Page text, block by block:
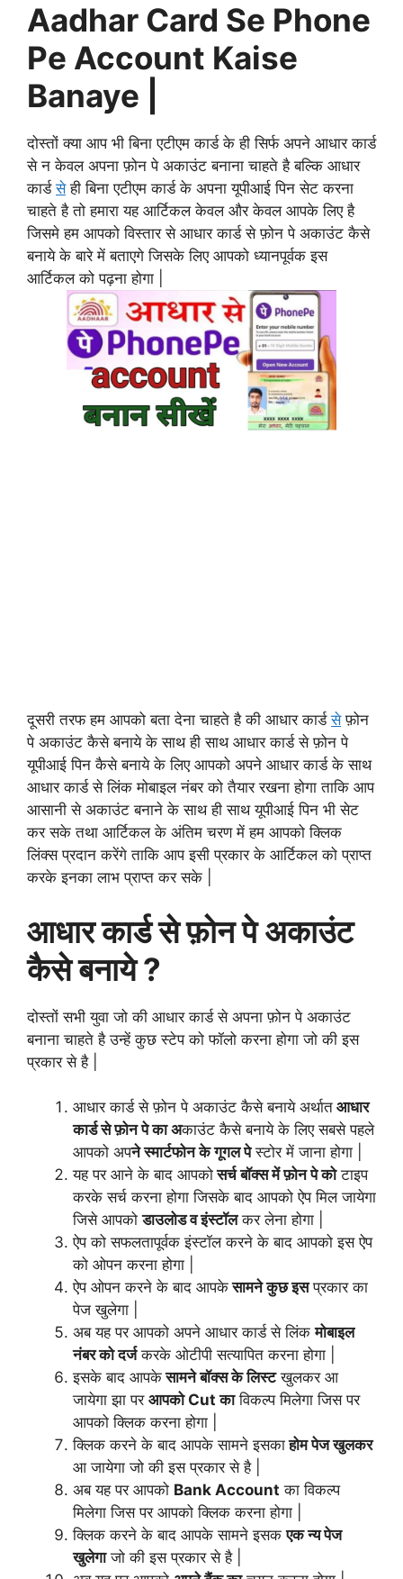
Aadhar Card Se Phone
Pe Account Kaise
Banaye |
दोस्तों क्या आप भी बिना एटीएम कार्ड के ही सिर्फ अपने आधार कार्ड
से न केवल अपना फ़ोन पे अकाउंट बनाना चाहते है बल्कि आधार
कार्डसेही बिना एटीएम कार्ड के अपना यूपीआई पिन सेट करना
चाहते है तो हमारा यह आर्टिकल केवल और केवल आपके लिए है
जिसमे हम आपको विस्तार से आधार कार्ड से फ़ोन पे अकाउंट कैसे
बनाये के बारे में बताएगे जिसके लिए आपको ध्यानपूर्वक इस
आर्टिकल को पढ़ना होगा |
दूसरी तरफ हम आपको बता देना चाहते है की आधार कार्डसेफ़ोन
पे अकाउंट कैसे बनाये के साथ ही साथ आधार कार्ड से फ़ोन पे
यूपीआई पिन कैसे बनाये के लिए आपको अपने आधार कार्ड के साथ
आधार कार्ड सेलिंक मोबाइल नंबर को तैयार रखना होगा ताकि आप
आसानी से अकाउंट बनाने के साथ ही साथ यूपीआई पिन भी सेट
कर सके तथा आर्टिकल के अंतिम चरण में हम आपको क्लिक
लिंक्स प्रदान करेंगे ताकि आप इसी प्रकार के आर्टिकल को प्राप्त
करके इनका लाभ प्राप्त कर सके |
आधार कार्ड से फ़ोन पे अकाउंट
कैसे बनाये ?
दोस्तों सभी युवा जो की आधार कार्ड से अपना फ़ोन पे अकाउंट
बनाना चाहते है उन्हें कुछ स्टेप को फॉलो करना होगा जो की इस
प्रकार से है |
आधार कार्ड से फ़ोन पे अकाउंट कैसे बनाये अर्थात आधार
कार्ड से फ़ोन पे का अकाउंट कैसे बनाये के लिए सबसे पहले
आपको अपने स्मार्टफोन के गूगल पेस्टोर में जाना होगा |
यह पर आने के बाद आपकोसर्च बॉक्स में फ़ोन पे कोटाइप
करके सर्च करना होगा जिसके बाद आपको ऐप मिल जायेगा
जिसे आपकोडाउलोड व इंस्टॉलकर लेना होगा |
ऐप को सफलतापूर्वक इंस्टॉल करने के बाद आपको इस ऐप
को ओपन करना होगा |
ऐप ओपन करने के बाद आपकेसामने कुछ इसप्रकार का
पेज खुलेगा |
अब यह पर आपको अपने आधार कार्ड से लिंकमोबाइल
नंबर को दर्जकरके ओटीपी सत्यापित करना होगा |
इसके बाद आपकेसामने बॉक्स के लिस्टखुलकर आ
जायेगा झा पर आपको Cut काविकल्प मिलेगा जिस पर
आपको क्लिक करना होगा |
क्लिक करने के बाद आपके सामने इसकाहोम पेज खुलकर
आ जायेगा जो की इस प्रकार से है |
अब यह पर आपको Bank Account का विकल्प
मिलेगा जिस पर आपको क्लिक करना होगा |
क्लिक करने के बाद आपके सामने इसकएक न्य पेज
खुलेगाजो की इस प्रकार से है |